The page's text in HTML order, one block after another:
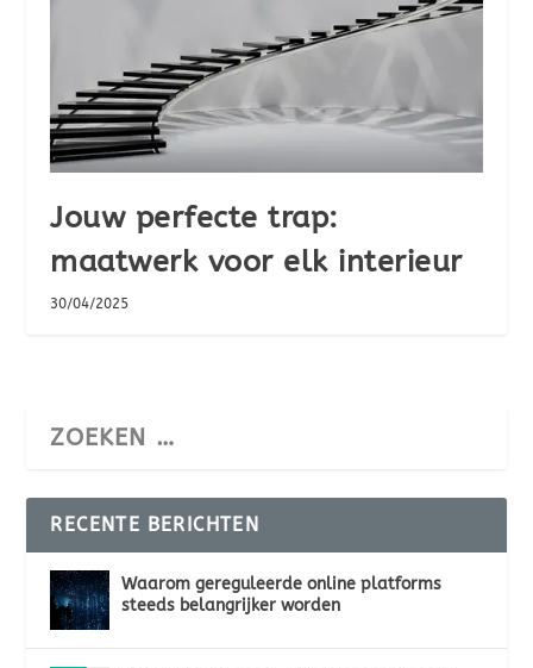
Jouw perfecte trap:
maatwerk voor elk interieur
30/04/2025
RECENTE BERICHTEN
Waarom gereguleerde online platforms
steeds belangrijker worden